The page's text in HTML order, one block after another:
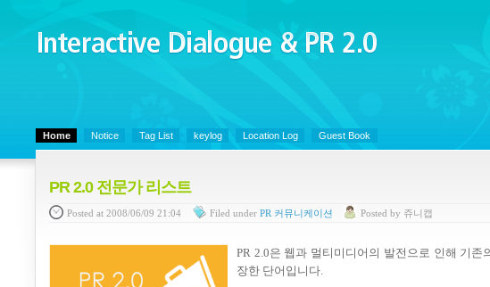
Interactive Dialogue &
PR 2.0
Home Notice Tag List keylog Location Log Guest Book
PR 2.0 전문가 리스트
Posted at 2008/06/09 21:04 Filed under PR 커뮤니케이션 Posted by 쥬니캡
PR 2.0은 웹과 멀티미디어의 발전으로 인해 기
장한 단어입니다.